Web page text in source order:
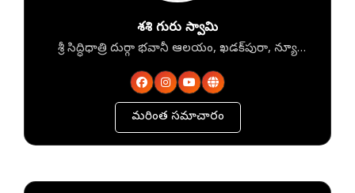
శశి గురు స్వామి
శ్రీ సిద్ధిధాత్రి దుర్గా భవానీ ఆలయం, ఖడక్‌పురా, న్యూ
బోవెన్‌పల్లి, సికింద్రాబాద్
మరింత సమాచారం